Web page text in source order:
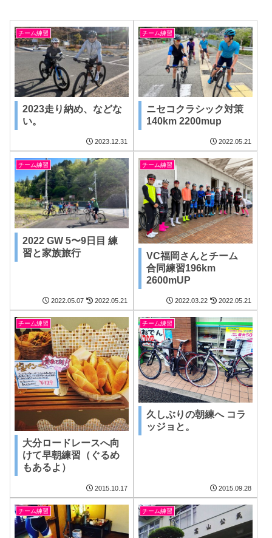
チーム練習
2023走り納め、などな
い。
2023.12.31
チーム練習
ニセコクラシック対策
140km 2200mup
2022.05.21
チーム練習
2022 GW 5〜9日目 練
習と家族旅行
2022.05.07 2022.05.21
チーム練習
VC福岡さんとチーム
合同練習196km
2600mUP
2022.03.22 2022.05.21
チーム練習
大分ロードレースへ向
けて早朝練習（ぐるめ
もあるよ）
2015.10.17
チーム練習
久しぶりの朝練へ コラ
ッジョと。
2015.09.28
チーム練習 チーム練習